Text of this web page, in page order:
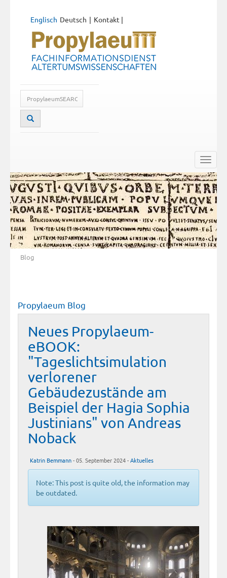
Deutsch
Englisch Kontakt |
Toggle
Blog
Propylaeum Blog
Neues Propylaeum-
eBOOK:
"Tageslichtsimulation
verlorener
Gebäudezustände am
Beispiel der Hagia Sophia
Justinians" von Andreas
Noback
Katrin Bemmann- 05. September 2024 -Aktuelles
Note: This post is quite old, the information may
be outdated.